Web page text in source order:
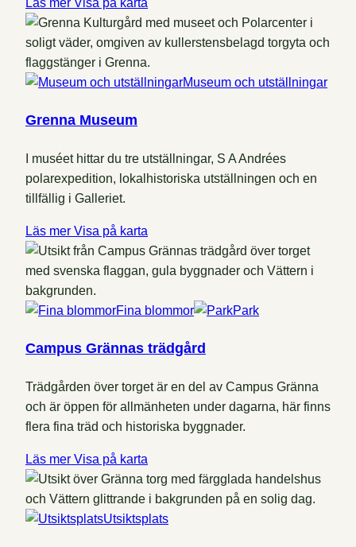
Läs mer Visa på karta
Museum och utställningar
Grenna Museum
I muséet hittar du tre utställningar, S A Andrées
polarexpedition, lokalhistoriska utställningen och en
tillfällig i Galleriet.
Läs mer Visa på karta
Fina blommor Park
Campus Grännas trädgård
Trädgården över torget är en del av Campus Gränna
och är öppen för allmänheten under dagarna, här finns
flera fina träd och historiska byggnader.
Läs mer Visa på karta
Utsiktsplats